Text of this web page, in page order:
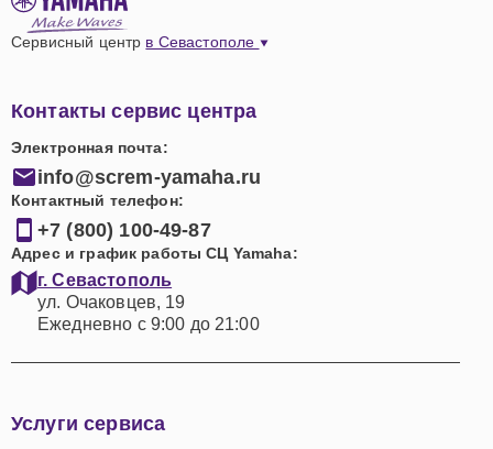
Сервисный центр в Севастополе
Контакты сервис центра
Электронная почта:
info@screm-yamaha.ru
Контактный телефон:
+7 (800) 100-49-87
Адрес и график работы СЦ Yamaha:
г. Севастополь
ул. Очаковцев, 19
Ежедневно с 9:00 до 21:00
Услуги сервиса